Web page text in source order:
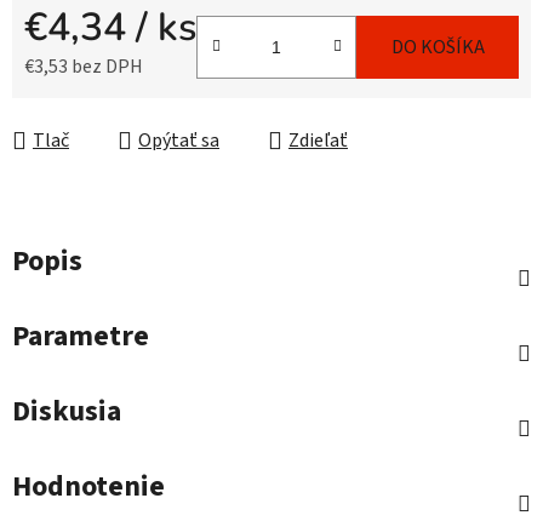
€4,34/ ks
€3,53 bez DPH
DO KOŠÍKA
Tlač Opýtať sa Zdieľať
Popis
Parametre
Diskusia
Hodnotenie